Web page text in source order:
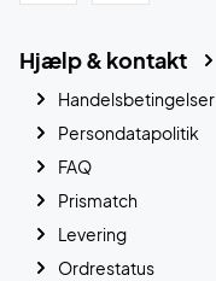
Hjælp & kontakt
Handelsbetingelser
Persondatapolitik
FAQ
Prismatch
Levering
Ordrestatus